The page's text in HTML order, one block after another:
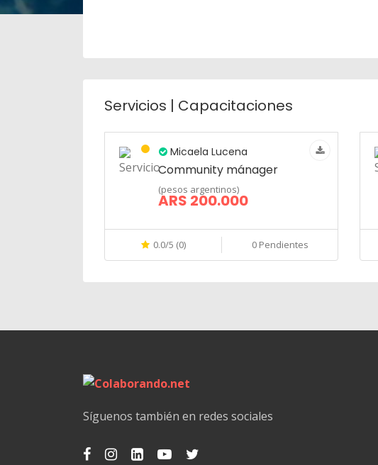
Servicios | Capacitaciones
Micaela Lucena
Community mánager
(pesos argentinos)
ARS 200.000
0.0/5 (0) 0 Pendientes
Síguenos también en redes sociales